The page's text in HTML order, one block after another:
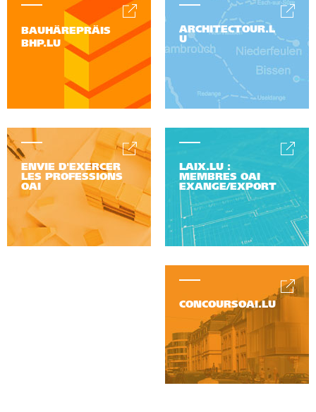
BAUHÄREPRÄIS
BHP.LU
ARCHITECTOUR.L
U
ENVIE D'EXERCER
LES PROFESSIONS
OAI
LAIX.LU :
MEMBRES OAI
EXANGE/EXPORT
CONCOURSOAI.LU